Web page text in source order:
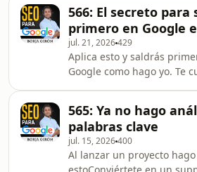
Aprendizajes. Podcast
Marketing. Cada lunes lo
con mi voz clorad
supporter de este podcast:
https://www.spreaker.com/
para-google-
-1693061/
Marketing Radical:
https://
Negocios con IA:
https://
Libros: https://borjag
566: El secreto para
primero en Google
jul. 21, 2026429
Aplica esto y saldrás
Google como hago yo. Te
https://www.spreaker.com/
para-google-
-1693061/
Marketing Radical:
565: Ya no hago
palabras clave
jul. 15, 2026400
Al lanzar un proyecto hago